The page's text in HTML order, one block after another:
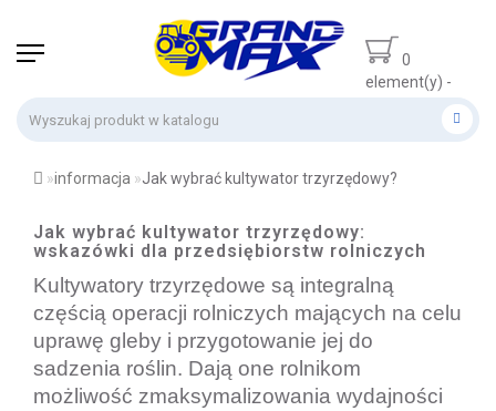
0
element(y) -
informacja Jak wybrać kultywator trzyrzędowy?
Jak wybrać kultywator trzyrzędowy:
wskazówki dla przedsiębiorstw rolniczych
Kultywatory trzyrzędowe są integralną
częścią operacji rolniczych mających na celu
uprawę gleby i przygotowanie jej do
sadzenia roślin. Dają one rolnikom
możliwość zmaksymalizowania wydajności